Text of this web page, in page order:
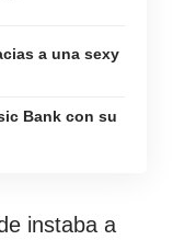
a una sexy
Bank con su
instaba a